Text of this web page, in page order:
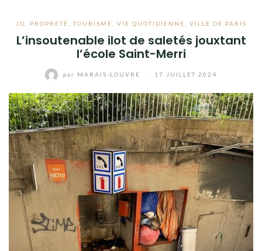
JO PROPRETÉ ,TOURISME VIE QUOTIDIENNE VILLE DE PARIS
L’insoutenable ilot de saletés jouxtant
l’école Saint-Merri
par MARAIS-LOUVRE 17 JUILLET 2024